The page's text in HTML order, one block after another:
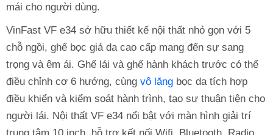
mái cho người dùng.
VinFast VF e34 sở hữu thiết kế nội thất nhỏ gọn với 5
chỗ ngồi, ghế bọc giả da cao cấp mang đến sự sang
trọng và êm ái. Ghế lái và ghế hành khách trước có thể
điều chỉnh cơ 6 hướng, cùng vô lăng bọc da tích hợp
điều khiển và kiểm soát hành trình, tạo sự thuận tiện cho
người lái. Nội thất VF e34 nổi bật với màn hình giải trí